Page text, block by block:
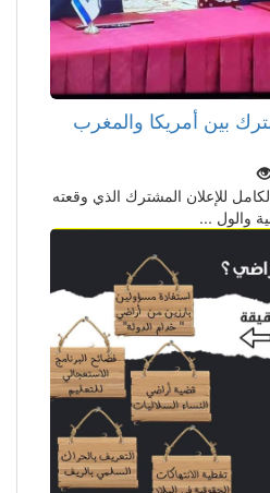
بين أمريكا والمغرب
للإعلان المشترك الذي وقعته
والول ...